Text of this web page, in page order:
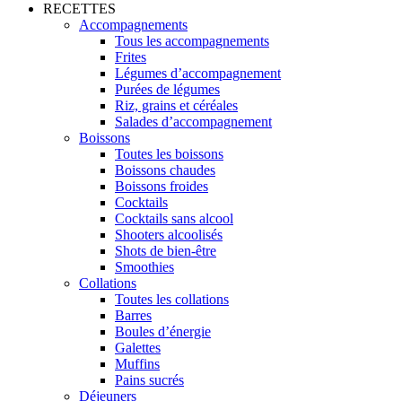
RECETTES
Accompagnements
Tous les accompagnements
Frites
Légumes d’accompagnement
Purées de légumes
Riz, grains et céréales
Salades d’accompagnement
Boissons
Toutes les boissons
Boissons chaudes
Boissons froides
Cocktails
Cocktails sans alcool
Shooters alcoolisés
Shots de bien-être
Smoothies
Collations
Toutes les collations
Barres
Boules d’énergie
Galettes
Muffins
Pains sucrés
Déjeuners